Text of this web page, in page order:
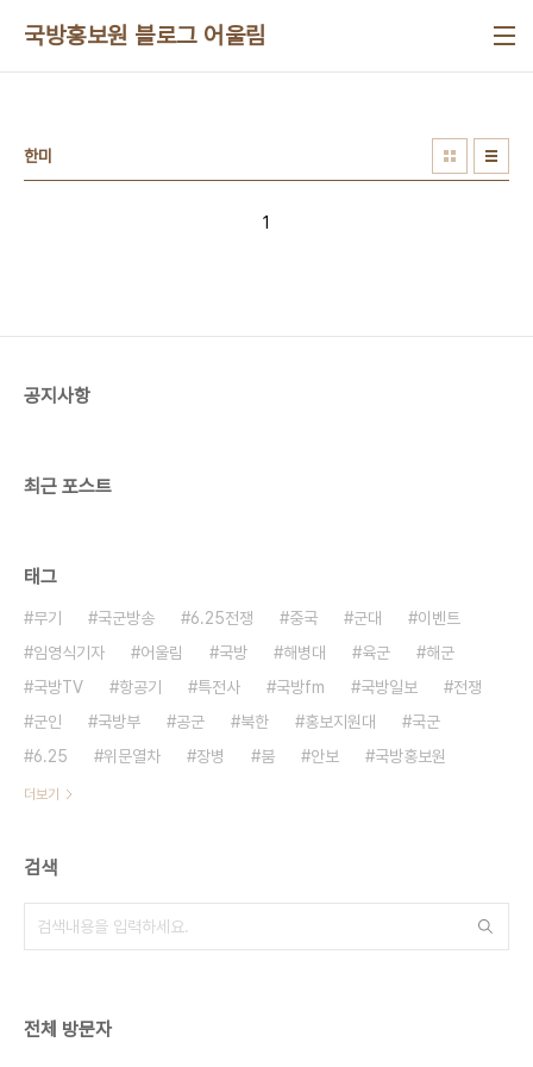
국방홍보원 블로그 어울림
한미
1
공지사항
최근 포스트
태그
무기 국군방송 6.25전쟁 중국 군대
이벤트
임영식기자
어울림 국방 해병대 육군
해군
국방TV
항공기 특전사 국방fm 국방일보
전쟁
군인
국방부 공군 북한 홍보지원대
국군
6.25
위문열차 장병 붐 안보 국방홍보원
더보기
검색
전체 방문자